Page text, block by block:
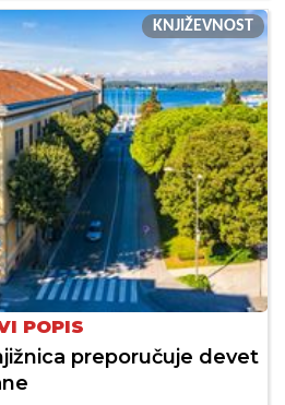
KNJIŽEVNOST
POPIS
preporučuje devet